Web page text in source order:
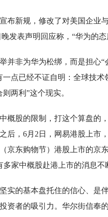
布新规，修改了对美国企业
发表声明回应称，“华为的态
并非为华为松绑，而是担心
点已经不证自明：全球技
两利”这个现实。
概股的限制，打这个算盘的
后，6月2日，网易港股上市
京东购物节）港股上市的京
家中概股赴港上市的消息不
实的基本盘托住的信心、是
者的吸引力。华尔街信奉